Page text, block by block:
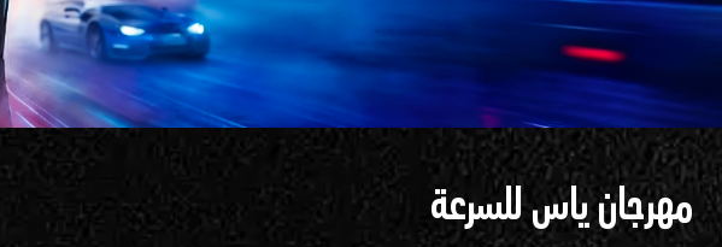
مهرجان ياس للسرعة